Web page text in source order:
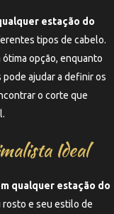
estação do
tipos de cabelo.
opção, enquanto
pode ajudar a definir os
o corte que
Ideal
qualquer estação do
e seu estilo de